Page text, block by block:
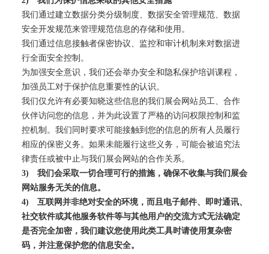
我们通过建立数据分类分级制度、数据安全管理规范、数据
安全开发规范来管理规范信息的存储和使用。
我们通过信息接触者保密协议、监控和审计机制来对数据进
行全面安全控制。
为加强安全意识，我们还会举办安全和隐私保护培训课程，
加强员工对于保护信息重要性的认识。
我们仅允许有必要知晓这些信息的我们展会网站员工、合作
伙伴访问您的信息，并为此设置了严格的访问权限控制和监
控机制。我们同时要求可能接触到您的信息的所有人员履行
相应的保密义务。如果未能履行这些义务，可能会被追究法
律责任或被中止与我们展会网站的合作关系。
3)
我们会采取一切合理可行的措施，确保不收集与我们展会
网站服务无关的信息。
4)
互联网并非绝对安全的环境，而且电子邮件、即时通讯、
社交软件或其他服务软件等与其他用户的交流方式无法确定
是否完全加密，我们建议您使用此类工具时请使用复杂密
码，并注意保护您的信息安全。